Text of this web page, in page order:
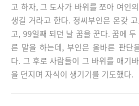
고 하자, 그 도사가 바위를 쪼아 여인
생길 거라고 한다. 정씨부인은 온갖
고, 99일째 되던 날 꿈을 꾼다. 꿈에
른 말을 하는데, 부인은 올바른 판단
다. 그 후로 사람들이 그 바위를 애기
을 던지며 자식이 생기기를 기도했다.